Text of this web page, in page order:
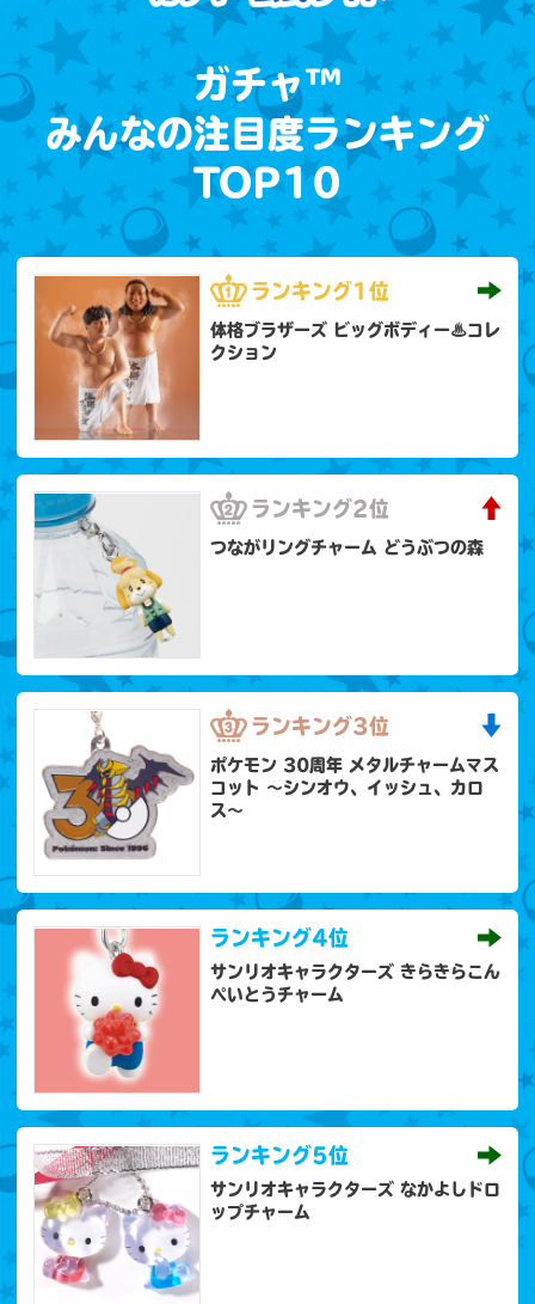
ガチャ™
みんなの注目度ランキング
TOP10
ランキング1位
体格ブラザーズ ビッグボディー♨コレ
クション
ランキング2位
つながリングチャーム どうぶつの森
ランキング3位
ポケモン 30周年 メタルチャームマス
コット 〜シンオウ、イッシュ、カロ
ス〜
ランキング4位
サンリオキャラクターズ きらきらこん
ぺいとうチャーム
ランキング5位
サンリオキャラクターズ なかよしドロ
ップチャーム